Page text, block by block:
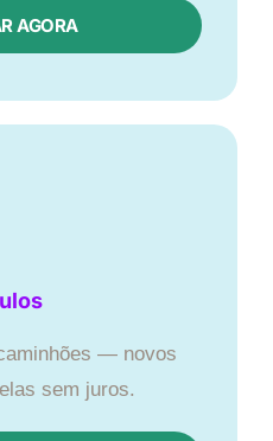
AGORA​
— novos
sem juros.